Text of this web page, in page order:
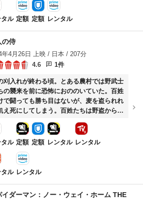
タル 定額 定額 レンタル
の侍
年4月26日 上映 / 日本 / 207分
4.6
1件
刈入れが終わる頃。とある農村では野武士
の襲来を前に恐怖におののいていた。百姓
で闘っても勝ち目はないが、麦を盗られれ
え死にしてしまう。百姓たちは野盗から村
るため侍を雇うことを決断する。やがて、
たちは食べるのもままならない浪人たち7
見つけ出し、彼らとともに野武士に対抗す
タル 定額 定額 レンタル レンタル
タル レンタル
イダーマン：ノー・ウェイ・ホーム THE